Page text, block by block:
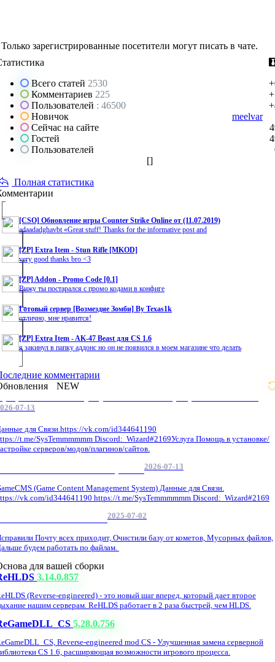
Только зарегистрированные посетители могут писать в чате.
Всего статей 2530
Комментариев 225
Пользователей : 46500
Новичок
meelvar
Сейчас на сайте
Гостей
Пользователей
[]
Полная статистика
[CSO] Обновление игры Counter Strike Online от (11.07.2019)
adaadadghavbt «Great stuff! Thanks for the informative post and
[ZP] Extra Item - Stun Rifle [MKOD]
very good thanks bro <3
[ZP] Addon - Promo Code [0.1]
Вижу ты постарался с промо кодами в конфиге
Готовый сервер [Возмездие Зомби] By Texas1k
отлично, мне нравится!
[ZP] Extra Item - AK-47 Beast для CS 1.6
я закинул в папку аддонс но он не появился в моем магазине что делать
комментарии
NEW
07-13
для Связи.https://vk.com/id344641190
t.me/SysTemmmmmm Discord: Wizard#2169Услуга Помощь в установке/
серверов/модов/плагинов/сайтов.
2026-07-13
(Game Content Management System) Данные для Связи.
vk.com/id344641190 https://t.me/SysTemmmmmm Discord: Wizard#2169
2025-07-02
Почту всех приходит, Очистили базу от кометов, Мусорных файлов,
будем работать по файлам.
для вашей сборки
3.14.0.857
(Reverse-engineered) - это новый шаг вперед, который дает второе
нашим серверам. ReHLDS работает в 2 раза быстрей, чем HLDS.
5.28.0.756
Reverse-engineered mod CS - Улучшенная замена серверной
CS 1.6, расширяющая возможности игрового процесса.